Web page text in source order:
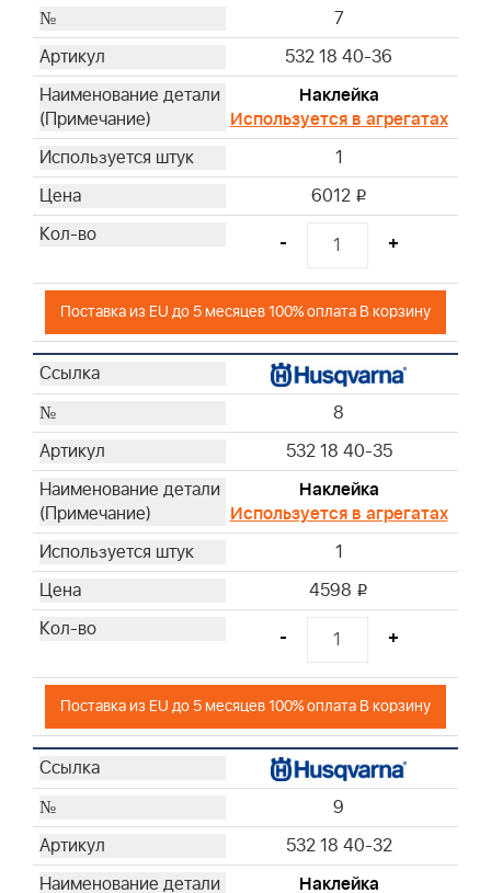
7
532 18 40-36
Наклейка
Используется в агрегатах
1
6012 i
- +
Поставка из EU до 5 месяцев 100% оплата В корзину
8
532 18 40-35
Наклейка
Используется в агрегатах
1
4598 i
- +
Поставка из EU до 5 месяцев 100% оплата В корзину
9
532 18 40-32
Наклейка